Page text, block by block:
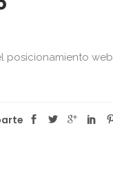
posicionamiento web